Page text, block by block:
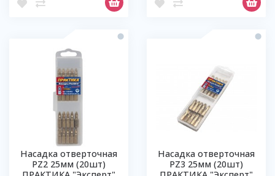
Насадка отверточная
РZ2 25мм (20шт)
Насадка отверточная
РZ3 25мм (20шт)